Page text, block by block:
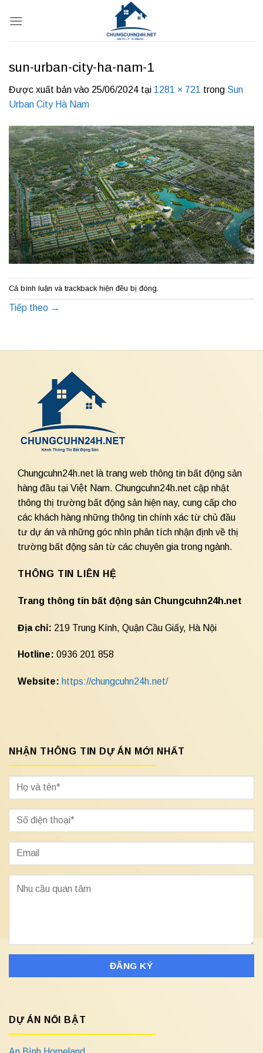
qua
sun-urban-city-ha-nam-1
Được xuất bản vào 25/06/2024 tại 1281 × 721 trong Sun
Urban City Hà Nam
Cả bình luận và trackback hiện đều bị đóng.
Tiếp theo →
Chungcuhn24h.net là trang web thông tin bất động sản
hàng đầu tại Việt Nam. Chungcuhn24h.net cập nhật
thông thị trường bất động sản hiện nay, cung cấp cho
các khách hàng những thông tin chính xác từ chủ đầu
tư dự án và những góc nhìn phân tích nhận định về thị
trường bất động sản từ các chuyên gia trong ngành.
THÔNG TIN LIÊN HỆ
Trang thông tin bất động sản Chungcuhn24h.net
Địa chỉ: 219 Trung Kính, Quận Cầu Giấy, Hà Nội
Hotline: 0936 201 858
Website: https://chungcuhn24h.net/
NHẬN THÔNG TIN DỰ ÁN MỚI NHẤT
DỰ ÁN NỔI BẬT